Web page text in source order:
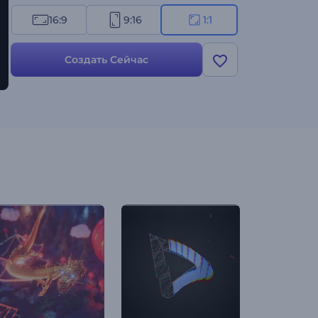
сезонных промо-роликов и многого другого.
Создайте сейчас - сделайте это Рождество
особенным!
16:9 9:16 1:1
Создать Сейчас